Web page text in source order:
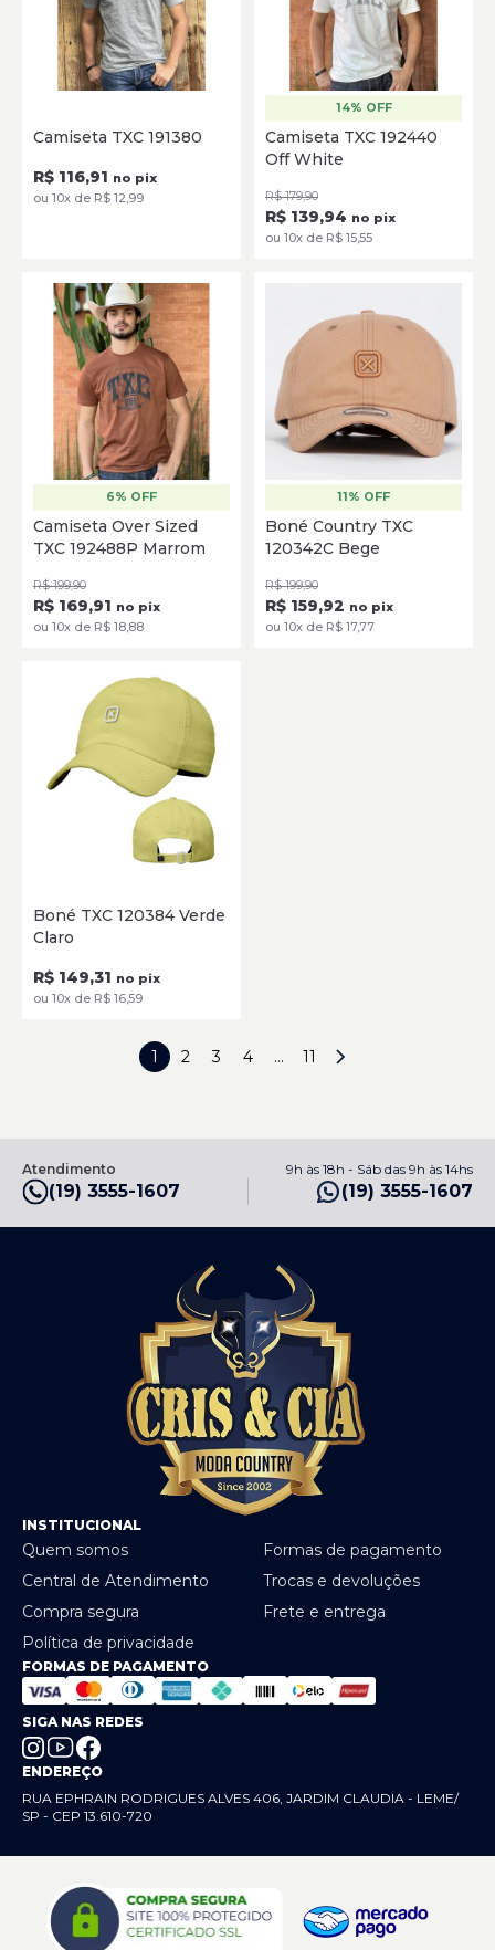
Camiseta TXC 191380
R$ 116,91 no pix
ou 10x de R$ 12,99
M G
SELECIONE
14% OFF
Camiseta TXC 192440
Off White
R$ 179,90
R$ 139,94 no pix
ou 10x de R$ 15,55
XG G3
SELECIONE
6% OFF
Camiseta Over Sized
TXC 192488P Marrom
R$ 199,90
R$ 169,91 no pix
ou 10x de R$ 18,88
Único
ADICIONAR
11% OFF
Boné Country TXC
120342C Bege
R$ 199,90
R$ 159,92 no pix
ou 10x de R$ 17,77
Boné TXC 120384 Verde
Claro
R$ 149,31 no pix
ou 10x de R$ 16,59
1 2 3 4 ... 11
Atendimento 9h às 18h - Sáb das 9h às 14hs
(19) 3555-1607 (19) 3555-1607
INSTITUCIONAL
Quem somos
Formas de pagamento
Central de Atendimento
Trocas e devoluções
Compra segura
Frete e entrega
Política de privacidade
FORMAS DE PAGAMENTO
SIGA NAS REDES
ENDEREÇO
RUA EPHRAIN RODRIGUES ALVES 406, JARDIM CLAUDIA - LEME/
SP - CEP 13.610-720